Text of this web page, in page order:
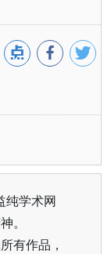
纯学术网
。
有作品，